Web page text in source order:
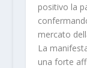
positivo la
mercato
La
una forte